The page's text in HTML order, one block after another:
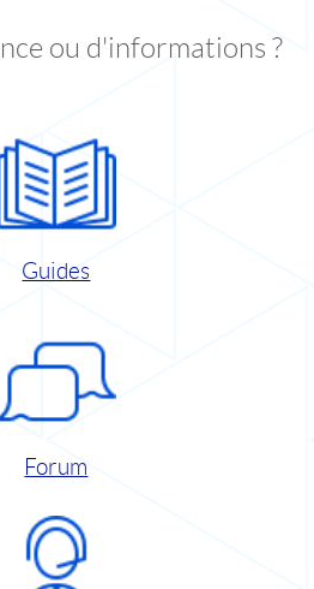
ou d'informations ?
Guides
Forum